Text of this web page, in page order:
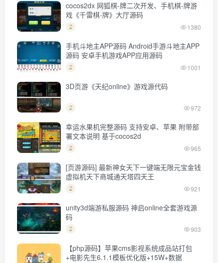
cocos2dx 网狐棋-牌二次开发、手机棋-牌游
戏《千雷棋-牌》大厅源码
1380
手机斗地主APP源码 Android手游斗地主APP
源码 安卓手机游戏APP应用源码
1001
3D页游《天纪online》游戏源代码
972
幸运水果机完整源码 支持安卓、苹果 附带部
署文本说明 基于cocos2d
965
[页游源码] 最新神女天下一键端无限元宝金钱
虚拟机天下商城通天塔四天王
921
unity3d端游私服源码 神启online全套游戏源
码
903
【php源码】苹果cms影视系统成品站打包
+电影先生6.1.1模板优化版+15W+数据